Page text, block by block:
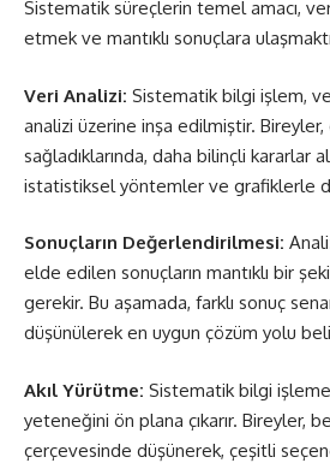
Sistematik süreçlerin temel amacı,
etmek ve mantıklı sonuçlara
Veri Analizi: Sistematik bilgi işlem,
analizi üzerine inşa edilmiştir.
sağladıklarında, daha bilinçli kararlar
istatistiksel yöntemler ve grafiklerle
Sonuçların Değerlendirilmesi:
elde edilen sonuçların mantıklı bir
gerekir. Bu aşamada, farklı sonuç
düşünülerek en uygun çözüm yolu
Akıl Yürütme: Sistematik bilgi
yeteneğini ön plana çıkarır. Bireyler,
çerçevesinde düşünerek, çeşitli